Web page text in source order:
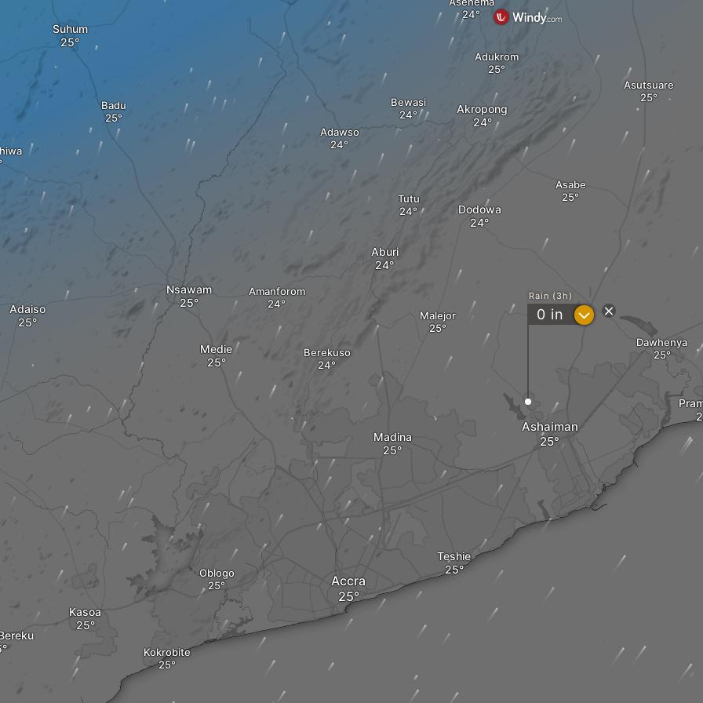
Madina
Malejor
Ashaiman
Dawhenya
Tutu
Aburi
Asabe
Dodowa
Teshie
Medie Berekuso
Nsawam Amanforom
Adawso
Accra
Oblogo
Bewasi Akropong
Adukrom
Asutsuare
Adaiso
Kasoa
Kokrobite
Badu
Suhum
Rain (3h)
0 in ?